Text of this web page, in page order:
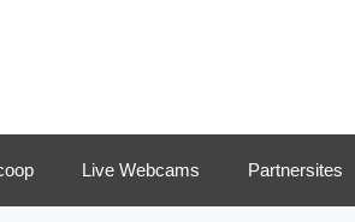
Live Webcams Partnersites